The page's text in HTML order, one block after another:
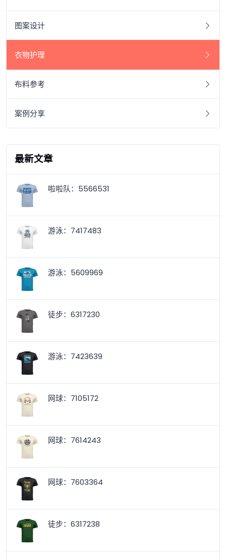
图案设计
衣物护理
布料参考
案例分享
最新文章
啦啦队：5566531
游泳：7417483
游泳：5609969
徒步：6317230
游泳：7423639
网球：7105172
网球：7614243
网球：7603364
徒步：6317238